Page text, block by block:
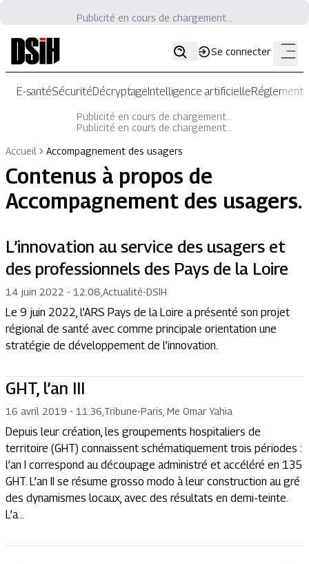
Publicité en cours de chargement...
Se connecter
E-santéSécuritéDécryptageIntelligence artificielle
Publicité en cours de chargement...
Publicité en cours de chargement...
Accueil
Accompagnement des usagers
Contenus à propos de
Accompagnement des usagers.
L’innovation au service des usagers et
des professionnels des Pays de la Loire
14 juin 2022 - 12:08 Actualité-DSIH
Le 9 juin 2022, l’ARS Pays de la Loire a présenté son projet
régional de santé avec comme principale orientation une
stratégie de développement de l’innovation.
GHT, l’an III
16 avril 2019 - 11:36 Tribune-Paris, Me Omar Yahia
Depuis leur création, les groupements hospitaliers de
territoire (GHT) connaissent schématiquement trois périodes :
l’an I correspond au découpage administré et accéléré en 135
GHT. L’an II se résume grosso modo à leur construction au gré
des dynamismes locaux, avec des résultats en demi-teinte.
L’a...